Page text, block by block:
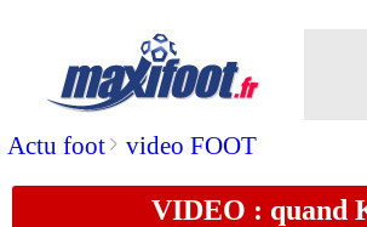
Actu foot> video FOOT
VIDEO : quand
Lyon: Lopes, Garcia
22/01 OM
22/01 Atletico: Suarez,